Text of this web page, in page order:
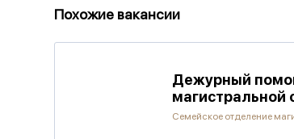
Похожие вакансии
Дежурный
Семейское отделение